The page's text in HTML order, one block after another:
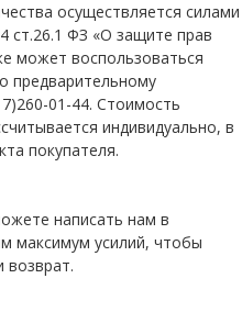
осуществляется силами
ст.26.1 ФЗ «О защите прав
может воспользоваться
предварительному
01-44. Стоимость
индивидуально, в
покупателя.
написать нам в
максимум усилий, чтобы
возврат.